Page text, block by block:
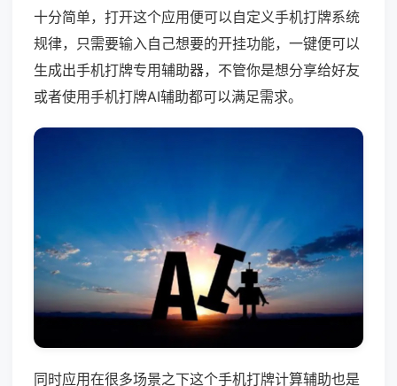
十分简单，打开这个应用便可以自定义手机打牌系统
规律，只需要输入自己想要的开挂功能，一键便可以
生成出手机打牌专用辅助器，不管你是想分享给好友
或者使用手机打牌AI辅助都可以满足需求。
同时应用在很多场景之下这个手机打牌计算辅助也是